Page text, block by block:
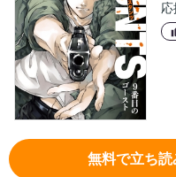
無料で立ち読